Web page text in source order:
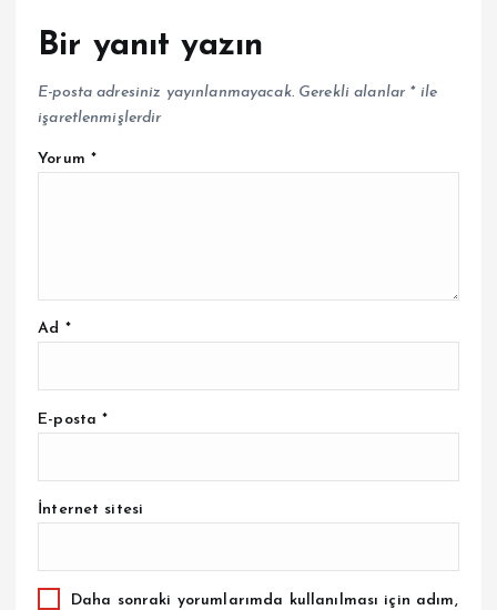
Bir yanıt yazın
E-posta adresiniz yayınlanmayacak. Gerekli alanlar *ile
işaretlenmişlerdir
Yorum *
Ad *
E-posta*
İnternet sitesi
Daha sonraki yorumlarımda kullanılması için adım,